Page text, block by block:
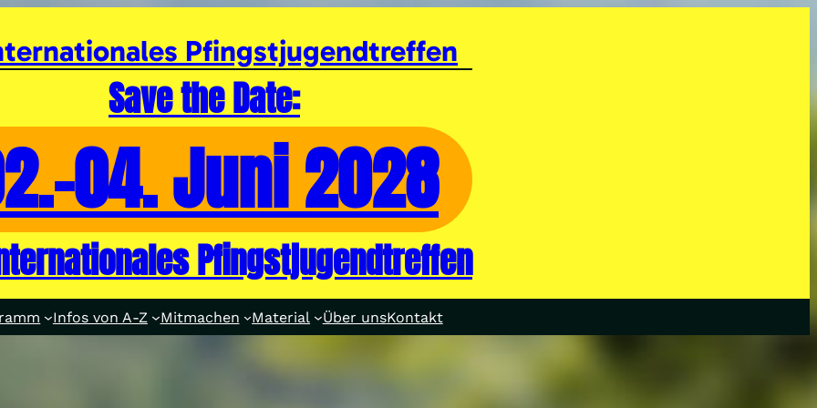
Pfingstjugendtreffen
Save the Date:
04. Juni 2028
Pfingstjugendtreffen
Infos von A-Z Mitmachen Material Über unsKontakt